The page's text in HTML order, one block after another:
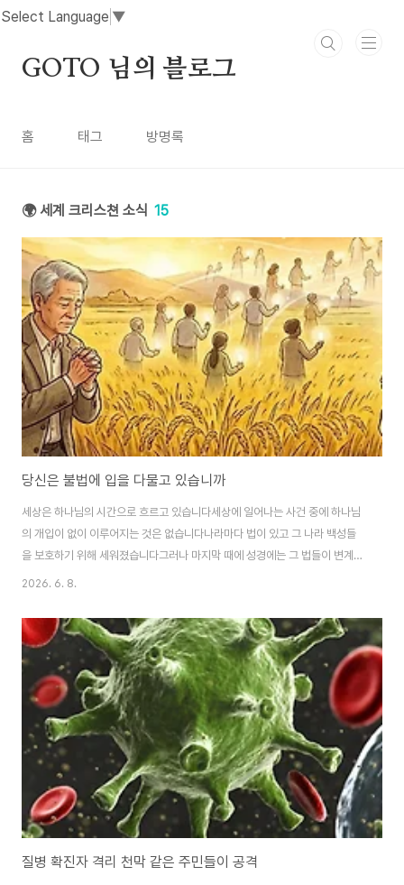
본문 바로가기
Select Language ▼
GOTO 님의 블로그
홈 태그 방명록
🌍 세계 크리스쳔 소식 15
당신은 불법에 입을 다물고 있습니까
세상은 하나님의 시간으로 흐르고 있습니다세상에 일어나는 사건 중에 하나님
의 개입이 없이 이루어지는 것은 없습니다나라마다 법이 있고 그 나라 백성들
을 보호하기 위해 세워졌습니다그러나 마지막 때에 성경에는 그 법들이 변계된
다고 예언되어 있습니다과거에 법들은 일반적인 변화였습니다그때는 그리스
의 평안을 위해서라 기록되었습니다"그러므로 내가 첫째로 권하노니 모든 사
람을 위하여 간구와 기도와 도고와 감사를 하되임금들과 높은 지위에 있는 모
든 사람을 위하여 하라 이는 우리가 모든 경건과 단정함으로 고요하고 평안한
생활을 하려 함이라"(딤전 2:1-2) 그 평안은 잘 먹고 잘 입고 잘 자기 위함도 분
명 해당이 됩니다그러나 더 깊은 의미는 하나님을 섬..
2026. 6. 8.
질병 확진자 격리 천막 같은 주민들이 공격